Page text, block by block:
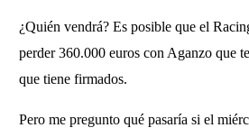
¿Quién vendrá? Es posible que el
perder 360.000 euros con Aganzo que
que tiene firmados.
Pero me pregunto qué pasaría si el